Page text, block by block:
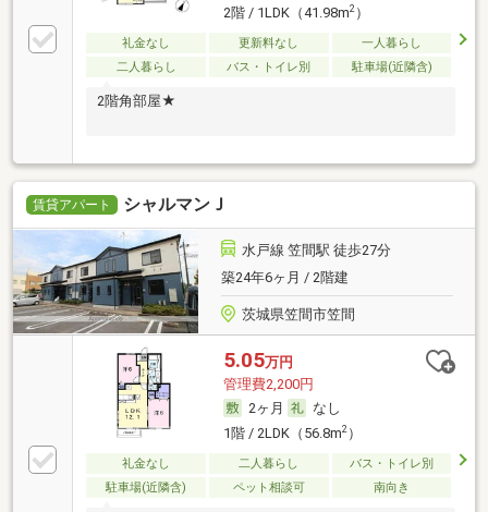
2階 / 1LDK（41.98m2）
礼金なし 更新料なし
一人暮らし
二人暮らし
バス・トイレ別 駐車場(近隣含)
2階角部屋★
賃貸アパート シャルマンＪ
水戸線 笠間駅 徒歩27分
築24年6ヶ月 / 2階建
茨城県笠間市笠間
5.05万円
管理費2,200円
2ヶ月
なし
1階 / 2LDK（56.8m2）
礼金なし 二人暮らし
バス・トイレ別
駐車場(近隣含)
ペット相談可 南向き